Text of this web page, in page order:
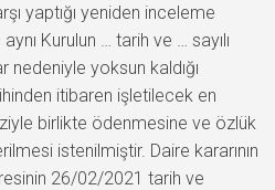
yaptığı yeniden inceleme
Kurulun … tarih ve … sayılı
nedeniyle yoksun kaldığı
itibaren işletilecek en
birlikte ödenmesine ve özlük
istenilmiştir. Daire kararının
26/02/2021 tarih ve